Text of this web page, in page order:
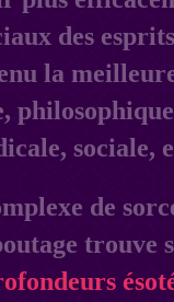
des
la
sociale,
de
trouve